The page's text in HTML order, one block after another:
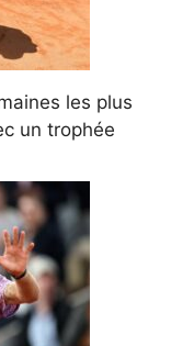
les plus
un trophée